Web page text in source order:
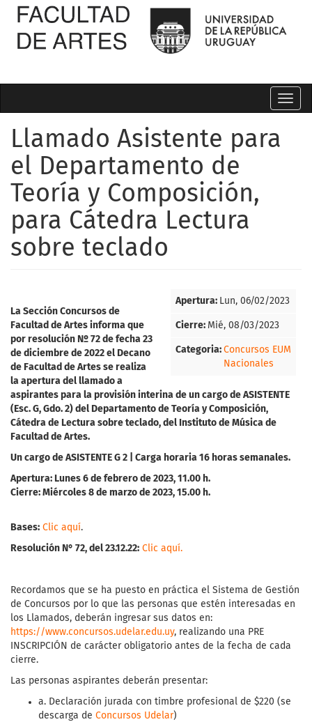
Toggle
Llamado Asistente para
el Departamento de
Teoría y Composición,
para Cátedra Lectura
sobre teclado
Apertura: Lun, 06/02/2023
Cierre: Mié, 08/03/2023
Categoria: Concursos EUM
Nacionales
La Sección Concursos de
Facultad de Artes informa que
por resolución Nº 72 de fecha 23
de diciembre de 2022 el Decano
de Facultad de Artes se realiza
la apertura del llamado a
aspirantes para la provisión interina de un cargo de ASISTENTE
(Esc. G, Gdo. 2) del Departamento de Teoría y Composición,
Cátedra de Lectura sobre teclado, del Instituto de Música de
Facultad de Artes.
Un cargo de ASISTENTE G 2 | Carga horaria 16 horas semanales.
Apertura: Lunes 6 de febrero de 2023, 11.00 h.
Cierre: Miércoles 8 de marzo de 2023, 15.00 h.
Bases: Clic aquí.
Resolución N° 72, del 23.12.22: Clic aquí.
Recordamos que se ha puesto en práctica el Sistema de Gestión
de Concursos por lo que las personas que estén interesadas en
los Llamados, deberán ingresar sus datos en:
https://www.concursos.udelar.edu.uy, realizando una PRE
INSCRIPCIÓN de carácter obligatorio antes de la fecha de cada
cierre.
Las personas aspirantes deberán presentar:
a. Declaración jurada con timbre profesional de $220 (se
descarga de Concursos Udelar)